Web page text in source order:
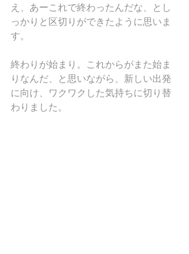
え、あーこれで終わったんだな、とし
っかりと区切りができたように思いま
す。
終わりが始まり。これからがまた始ま
りなんだ、と思いながら、新しい出発
に向け、ワクワクした気持ちに切り替
わりました。